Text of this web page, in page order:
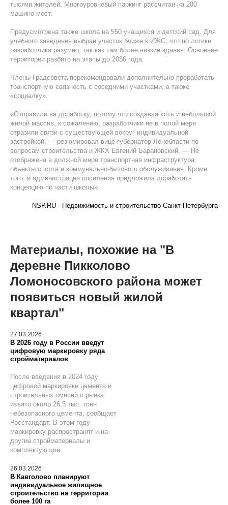
тысячи жителей. Многоуровневый паркинг рассчитан на 280
машино-мест.
Предусмотрена также школа на 550 учащихся и детский сад. Для
учебного заведения выбран участок ближе к ИЖС, что по логике
разработчика разумно, так как там более низкие здания. Освоение
территории разбито на этапы до 2036 года.
Члены Градсовета порекомендовали дополнительно проработать
транспортную связность с соседними участками, а также
«социалку».
«Отправили на доработку, потому что создавая хоть и небольшой
жилой массив, к сожалению, разработчики не в полой мере
отразили связи с существующей вокруг индивидуальной
застройкой, — резюмировал вице-губернатор Ленобласти по
вопросам строительства и ЖКХ Евгений Барановский. — Не
отображена в должной мере транспортная инфраструктура,
объекты спорта и коммунально-бытового обслуживания. Кроме
того, и администрация поселения предложила доработать
концепцию по части школы».
NSP.RU - Недвижимость и строительство Санкт-Петербурга
Материалы, похожие на "В
деревне Пикколово
Ломоносовского района может
появиться новый жилой
квартал"
27.03.2026
В 2026 году в России введут
цифровую маркировку ряда
стройматериалов
После введения в 2024 году
цифровой маркировки цемента и
строительных смесей с рынка
изъято около 26,5 тыс. тонн
небезопасного цемента, сообщает
Росстандарт. В этом году
маркировку распространят и на
другие стройматериалы и
комплектующие.
26.03.2026
В Кавголово планируют
индивидуальное жилищное
строительство на территории
более 100 га